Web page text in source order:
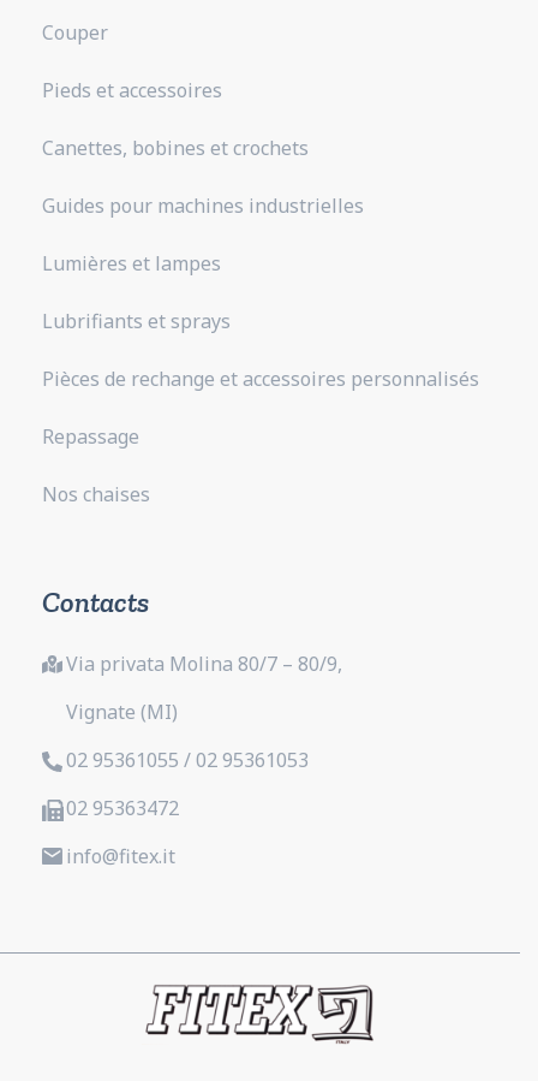
Couper
Pieds et accessoires
Canettes, bobines et crochets
Guides pour machines industrielles
Lumières et lampes
Lubrifiants et sprays
Pièces de rechange et accessoires personnalisés
Repassage
Nos chaises
Contacts
Via privata Molina 80/7 – 80/9,
Vignate (MI)
02 95361055 / 02 95361053
02 95363472
info@fitex.it